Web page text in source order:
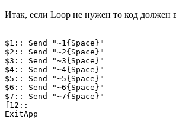
Итак, если Loop не нужен то код должен
$1:: Send "~1{Space}"
$2:: Send "~2{Space}"
$3:: Send "~3{Space}"
$4:: Send "~4{Space}"
$5:: Send "~5{Space}"
$6:: Send "~6{Space}"
$7:: Send "~7{Space}"
f12::
ExitApp